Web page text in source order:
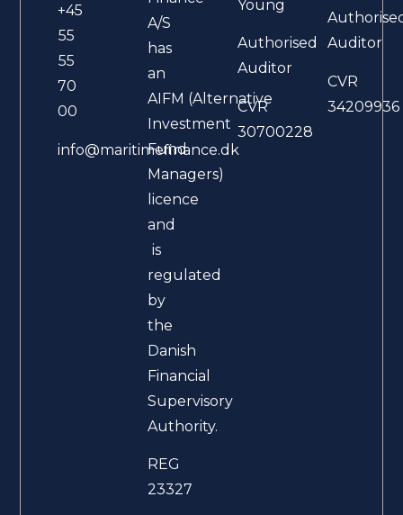
+45
55
55
70
00
info@maritimefinance.dk
A/S
has
an
AIFM (Alternative
Investment
Fund
Managers)
licence
and
is
regulated
by
the
Danish
Financial
Supervisory
Authority.
REG
23327
Young
Authorised
Auditor
CVR
30700228
Auditor
CVR
34209936